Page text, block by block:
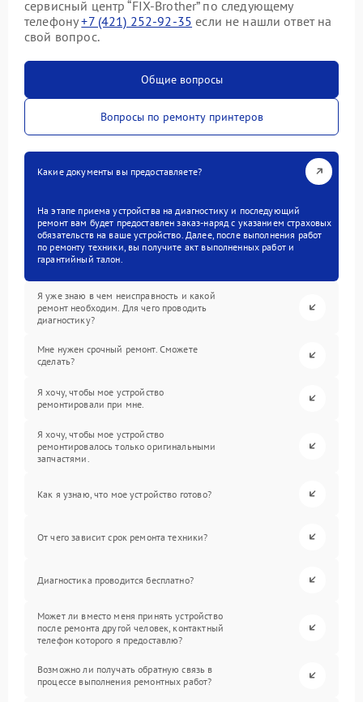
сервисный центр “FIX-Brother” по следующему
телефону+7 (421) 252-92-35 если не нашли ответ на
свой вопрос.
Общие вопросы
Вопросы по ремонту принтеров
Какие документы вы предоставляете?
На этапе приема устройства на диагностику и последующий
ремонт вам будет предоставлен заказ-наряд с указанием страховых
обязательств на ваше устройство. Далее, после выполнения работ
по ремонту техники, вы получите акт выполненных работ и
гарантийный талон.
Я уже знаю в чем неисправность и какой
ремонт необходим. Для чего проводить
диагностику?
Мне нужен срочный ремонт. Сможете
сделать?
Я хочу, чтобы мое устройство
ремонтировали при мне.
Я хочу, чтобы мое устройство
ремонтировалось только оригинальными
запчастями.
Как я узнаю, что мое устройство готово?
От чего зависит срок ремонта техники?
Диагностика проводится бесплатно?
Может ли вместо меня принять устройство
после ремонта другой человек, контактный
телефон которого я предоставлю?
Возможно ли получать обратную связь в
процессе выполнения ремонтных работ?